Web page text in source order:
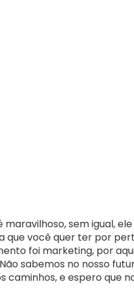
maravilhoso, sem igual,
que você quer ter por
foi marketing, por
sabemos no nosso
caminhos, e espero que